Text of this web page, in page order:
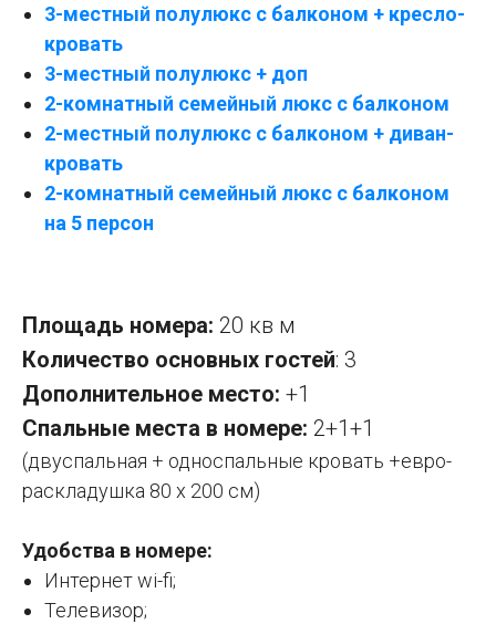
3-местный полулюкс с балконом + кресло-
кровать
3-местный полулюкс + доп
2-комнатный семейный люкс с балконом
2-местный полулюкс с балконом + диван-
кровать
2-комнатный семейный люкс с балконом
на 5 персон
Площадь номера: 20 кв м
Количество основных гостей: 3
Дополнительное место: +1
Спальные места в номере: 2+1+1
(двуспальная + односпальные кровать +евро-
раскладушка 80 х 200 см)
Удобства в номере:
Интернет wi-fi;
Телевизор;